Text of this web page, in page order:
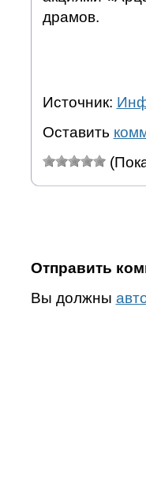
драмов.
Источник:
Оставить
Отправить
Вы должны